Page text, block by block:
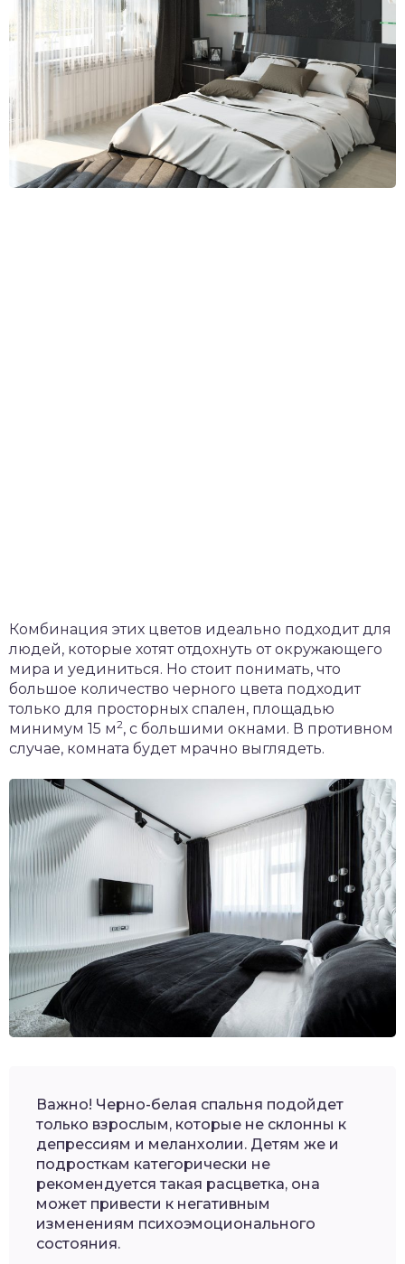
Комбинация этих цветов идеально подходит для
людей, которые хотят отдохнуть от окружающего
мира и уединиться. Но стоит понимать, что
большое количество черного цвета подходит
только для просторных спален, площадью
минимум 15 м2, с большими окнами. В противном
случае, комната будет мрачно выглядеть.
Важно! Черно-белая спальня подойдет
только взрослым, которые не склонны к
депрессиям и меланхолии. Детям же и
подросткам категорически не
рекомендуется такая расцветка, она
может привести к негативным
изменениям психоэмоционального
состояния.